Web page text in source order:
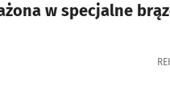
w specjalne